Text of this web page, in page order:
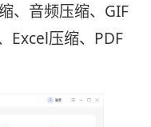
、音频压缩、GIF
Excel压缩、PDF